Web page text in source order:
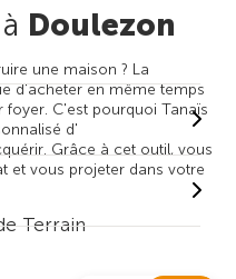
Doulezon
une maison ? La
d'acheter en même temps
C'est pourquoi Tanaïs
d'
Grâce à cet outil, vous
et vous projeter dans votre
Terrain